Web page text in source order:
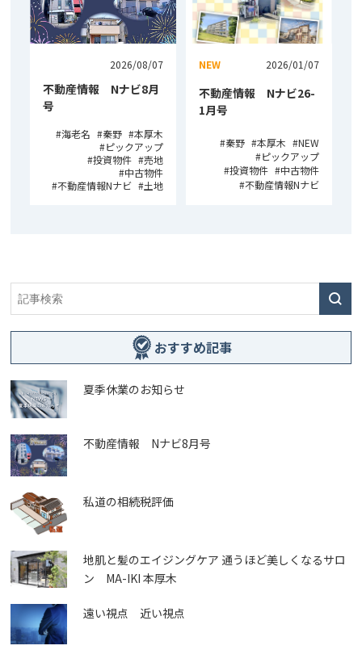
2026/08/07
不動産情報 Nナビ8月
号
海老名 秦野
本厚木
ピックアップ
投資物件
売地
中古物件
不動産情報Nナビ
土地
NEW 2026/01/07
不動産情報 Nナビ26-
1月号
秦野 本厚木
NEW
ピックアップ
投資物件
中古物件
不動産情報Nナビ
おすすめ記事
夏季休業のお知らせ
不動産情報 Nナビ8月号
私道の相続税評価
地肌と髪のエイジングケア 通うほど美しくなるサロ
ン MA-IKI 本厚木
遠い視点 近い視点